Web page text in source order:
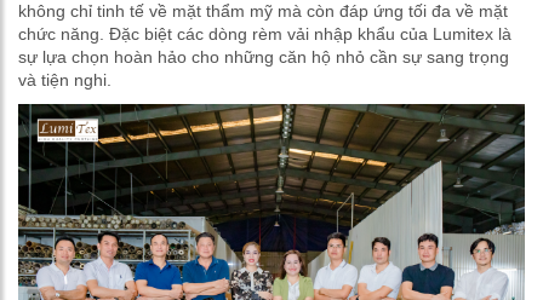
không chỉ tinh tế về mặt thẩm mỹ mà còn đáp ứng tối đa về mặt
chức năng. Đặc biệt các dòng rèm vải nhập khẩu của Lumitex là
sự lựa chọn hoàn hảo cho những căn hộ nhỏ cần sự sang trọng
và tiện nghi.